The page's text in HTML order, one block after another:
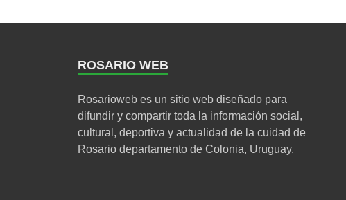
ROSARIO WEB
Rosarioweb es un sitio web diseñado para
difundir y compartir toda la información social,
cultural, deportiva y actualidad de la cuidad de
Rosario departamento de Colonia, Uruguay.